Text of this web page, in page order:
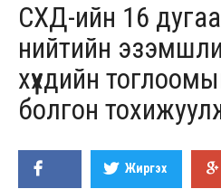
СХД-ийн 16
нийтийн
хүүхдийн
болгон
Жиргэх